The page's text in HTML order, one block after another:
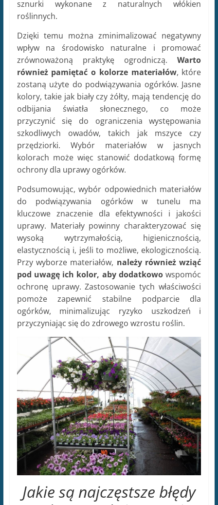
sznurki wykonane z naturalnych włókien
roślinnych.
Dzięki temu można zminimalizować negatywny
wpływ na środowisko naturalne i promować
zrównoważoną praktykę ogrodniczą. Warto
również pamiętać o kolorze materiałów, które
zostaną użyte do podwiązywania ogórków. Jasne
kolory, takie jak biały czy żółty, mają tendencję do
odbijania światła słonecznego, co może
przyczynić się do ograniczenia występowania
szkodliwych owadów, takich jak mszyce czy
przędziorki. Wybór materiałów w jasnych
kolorach może więc stanowić dodatkową formę
ochrony dla uprawy ogórków.
Podsumowując, wybór odpowiednich materiałów
do podwiązywania ogórków w tunelu ma
kluczowe znaczenie dla efektywności i jakości
uprawy. Materiały powinny charakteryzować się
wysoką wytrzymałością, higienicznością,
elastycznością i, jeśli to możliwe, ekologicznością.
Przy wyborze materiałów, należy również wziąć
pod uwagę ich kolor, aby dodatkowowspomóc
ochronę uprawy. Zastosowanie tych właściwości
pomoże zapewnić stabilne podparcie dla
ogórków, minimalizując ryzyko uszkodzeń i
przyczyniając się do zdrowego wzrostu roślin.
Jakie są najczęstsze błędy